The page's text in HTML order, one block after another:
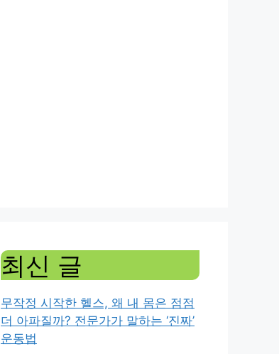
최신 글
무작정 시작한 헬스, 왜 내 몸은 점점
더 아파질까? 전문가가 말하는 ‘진짜’
운동법